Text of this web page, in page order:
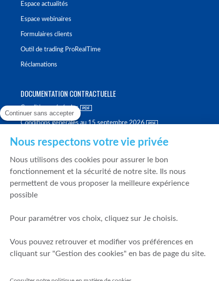
Espace actualités
Espace webinaires
Formulaires clients
Outil de trading ProRealTime
Réclamations
DOCUMENTATION CONTRACTUELLE
Conditions générales
Conditions générales au 15 septembre 2026
Politique de meilleure sélection
Politique de durabilité
Fonds de garantie des dépôts et de résolution
Mentions légales
Prévention de la fraude
Continuer sans accepter
Nous respectons votre vie privée
Nous utilisons des cookies pour assurer le bon
fonctionnement et la sécurité de notre site. Ils nous
permettent de vous proposer la meilleure expérience
possible
Pour paramétrer vos choix, cliquez sur Je choisis.
Vous pouvez retrouver et modifier vos préférences en
cliquant sur "Gestion des cookies" en bas de page du site.